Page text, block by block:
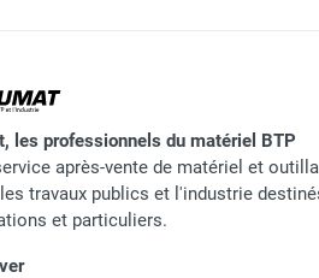
Marque
Référence fournisseur
Garantie
les professionnels du matériel BTP
après-vente de matériel et
travaux publics et l'industrie
et particuliers.